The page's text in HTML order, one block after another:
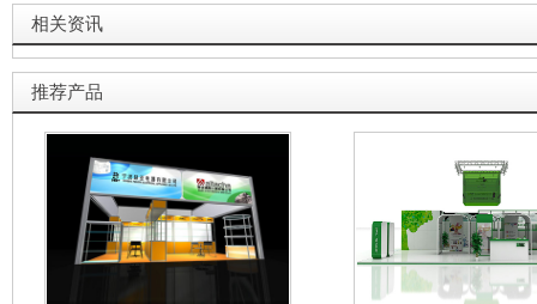
相关资讯
推荐产品